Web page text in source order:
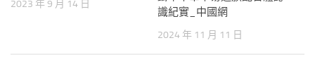
2023 年 9 月 14 日
識紀實_中國網
2024 年 11 月 11 日